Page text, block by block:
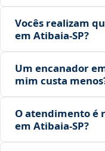
Vocês realizam
em Atibaia‑SP?
Um encanador
mim custa
O atendimento é
em Atibaia‑SP?